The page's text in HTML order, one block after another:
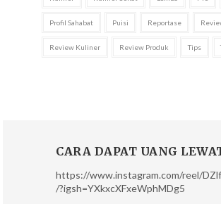
Profil Sahabat Puisi Reportase
Review Kuliner Review Produk Tips
CARA DAPAT UANG
https://www.instagram.com/reel/
/?igsh=YXkxcXFxeWphMDg5